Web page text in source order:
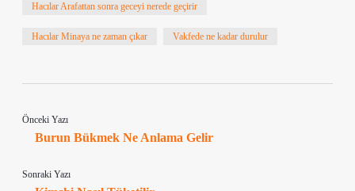
Hacılar Arafattan sonra geceyi nerede geçirir
Hacılar Minaya ne zaman çıkar Vakfede ne kadar durulur
Önceki Yazı
Burun Bükmek Ne Anlama Gelir
Sonraki Yazı